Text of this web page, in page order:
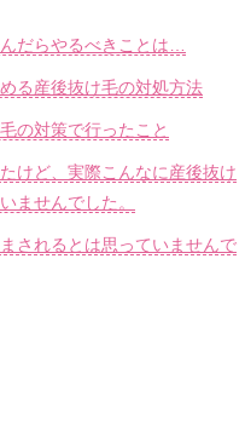
だらやるべきことは…
る産後抜け毛の対処方法
の対策で行ったこと
けど、実際こんなに産後抜け
ませんでした。
されるとは思っていませんで